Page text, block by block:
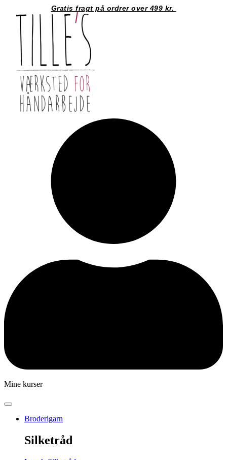
indhold
Gratis fragt på ordrer over 499 kr.
Mine kurser
Broderigarn
Silketråd